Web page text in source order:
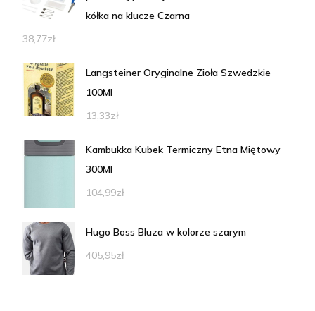
kółka na klucze Czarna
38,77zł
Langsteiner Oryginalne Zioła Szwedzkie
100Ml
13,33zł
Kambukka Kubek Termiczny Etna Miętowy
300Ml
104,99zł
Hugo Boss Bluza w kolorze szarym
405,95zł